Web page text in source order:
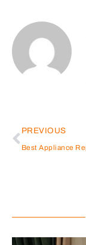
PREVIOUS